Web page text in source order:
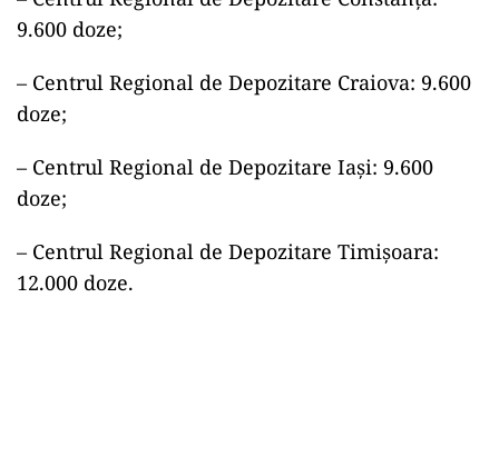
9.600 doze;
– Centrul Regional de Depozitare Craiova: 9.600
doze;
– Centrul Regional de Depozitare Iași: 9.600
doze;
– Centrul Regional de Depozitare Timișoara:
12.000 doze.